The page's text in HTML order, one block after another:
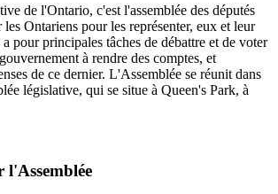
de l'Ontario, c'est l'assemblée des députés
Ontariens pour les représenter, eux et leur
pour principales tâches de débattre et de voter
à rendre des comptes, et
de ce dernier. L'Assemblée se réunit dans
législative, qui se situe à Queen's Park, à